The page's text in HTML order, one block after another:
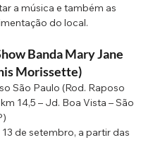
a música e também as
do local.
Banda Mary Jane
Morissette)
São Paulo (Rod. Raposo
14,5 – Jd. Boa Vista – São
13 de setembro, a partir das